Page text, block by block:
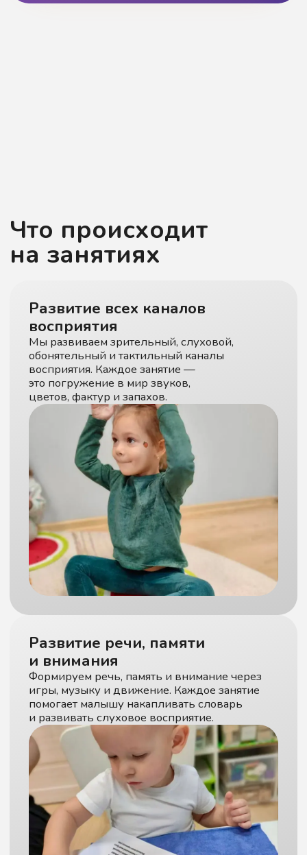
Обучение мам —
как играть дома
Обучаем родителей простым, но очень
эффективным приёмам, как играть
и развивать ребёнка дома. Вы научитесь
правильно реагировать и поддерживать
развитие малыша.
Стоимость
и формат занятий